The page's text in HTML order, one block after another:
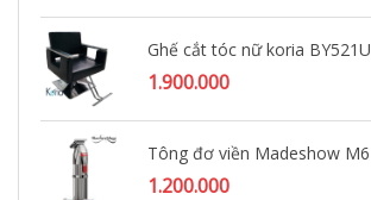
Ghế cắt tóc nữ koria BY521U
1.900.000
Tông đơ viền Madeshow M6
1.200.000